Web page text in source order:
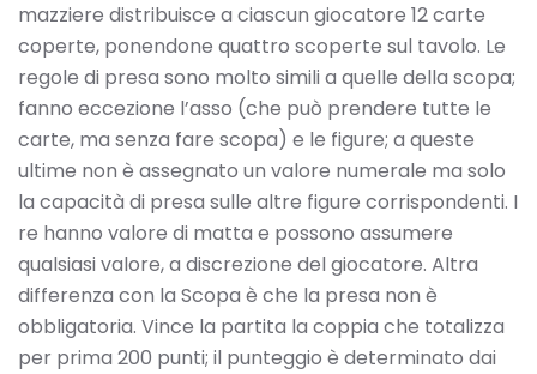
mazziere distribuisce a ciascun giocatore 12 carte
coperte, ponendone quattro scoperte sul tavolo. Le
regole di presa sono molto simili a quelle della scopa;
fanno eccezione l’asso (che può prendere tutte le
carte, ma senza fare scopa) e le figure; a queste
ultime non è assegnato un valore numerale ma solo
la capacità di presa sulle altre figure corrispondenti. I
re hanno valore di matta e possono assumere
qualsiasi valore, a discrezione del giocatore. Altra
differenza con la Scopa è che la presa non è
obbligatoria. Vince la partita la coppia che totalizza
per prima 200 punti; il punteggio è determinato dai